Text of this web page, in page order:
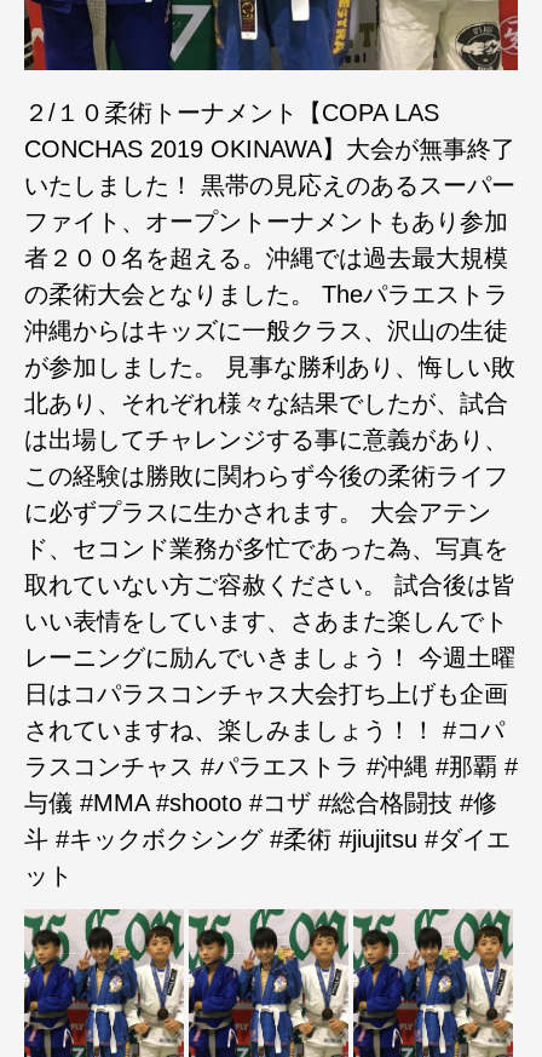
２/１０柔術トーナメント【COPA LAS
CONCHAS 2019 OKINAWA】大会が無事終了
いたしました！ 黒帯の見応えのあるスーパー
ファイト、オープントーナメントもあり参加
者２００名を超える。沖縄では過去最大規模
の柔術大会となりました。 Theパラエストラ
沖縄からはキッズに一般クラス、沢山の生徒
が参加しました。 見事な勝利あり、悔しい敗
北あり、それぞれ様々な結果でしたが、試合
は出場してチャレンジする事に意義があり、
この経験は勝敗に関わらず今後の柔術ライフ
に必ずプラスに生かされます。 大会アテン
ド、セコンド業務が多忙であった為、写真を
取れていない方ご容赦ください。 試合後は皆
いい表情をしています、さあまた楽しんでト
レーニングに励んでいきましょう！ 今週土曜
日はコパラスコンチャス大会打ち上げも企画
されていますね、楽しみましょう！！ #コパ
ラスコンチャス #パラエストラ #沖縄 #那覇 #
与儀 #MMA #shooto #コザ #総合格闘技 #修
斗 #キックボクシング #柔術 #jiujitsu #ダイエ
ット